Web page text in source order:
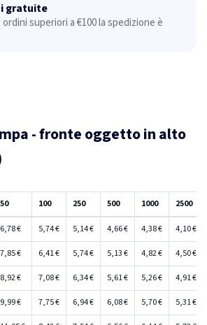
gratuite
superiori a €100 la spedizione è
- fronte oggetto in alto
50 100 250 500 1000 2500
6,78 € 5,74 € 5,14 € 4,66 € 4,38 € 4,10 €
7,85 € 6,41 € 5,74 € 5,13 € 4,82 € 4,50 €
8,92 € 7,08 € 6,34 € 5,61 € 5,26 € 4,91 €
9,99 € 7,75 € 6,94 € 6,08 € 5,70 € 5,31 €